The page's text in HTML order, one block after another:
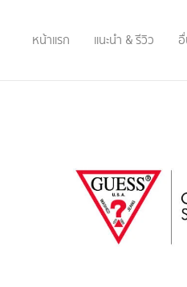
หน้าแรก แนะนำ & รีวิว